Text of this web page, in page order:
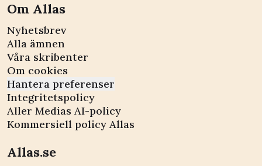
Om Allas
Nyhetsbrev
Alla ämnen
Våra skribenter
Om cookies
Hantera preferenser
Integritetspolicy
Aller Medias AI-policy
Kommersiell policy Allas
Allas.se